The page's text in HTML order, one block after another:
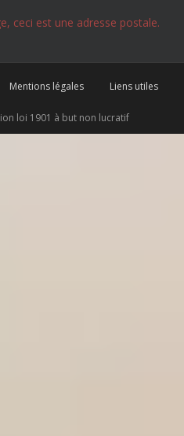
ceci est une adresse postale.
Mentions légales Liens utiles
loi 1901 à but non lucratif